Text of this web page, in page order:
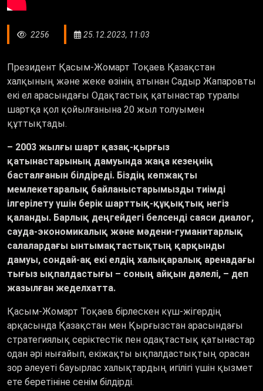
2256 25.12.2023, 11:03
Президент Қасым-Жомарт Тоқаев Қазақстан
халқының және жеке өзінің атынан Садыр Жапаровты
екі ел арасындағы Одақтастық қатынастар туралы
шартқа қол қойылғанына 20 жыл толуымен
құттықтады.
– 2003 жылғы шарт қазақ-қырғыз
қатынастарының дамуында жаңа кезеңнің
басталғанын білдіреді. Біздің көпжақты
мемлекетаралық байланыстарымызды тиімді
ілгерілету үшін берік шарттық-құқықтық негіз
қаланды. Барлық деңгейдегі белсенді саяси диалог,
сауда-экономикалық және мәдени-гуманитарлық
салалардағы ынтымақтастықтың қарқынды
дамуы, сондай-ақ екі елдің халықаралық аренадағы
тығыз ықпалдастығы – соның айқын дәлелі, – деп
жазылған жеделхатта.
Қасым-Жомарт Тоқаев бірлескен күш-жігердің
арқасында Қазақстан мен Қырғызстан арасындағы
стратегиялық серіктестік пен одақтастық қатынастар
одан әрі нығайып, екіжақты ықпалдастықтың орасан
зор әлеуеті бауырлас халықтардың игілігі үшін қызмет
ете беретініне сенім білдірді.